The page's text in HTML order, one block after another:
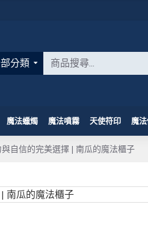
分類
魔法蠟燭 魔法噴霧 天使符印 魔
自信的完美選擇 | 南瓜的魔法櫃子